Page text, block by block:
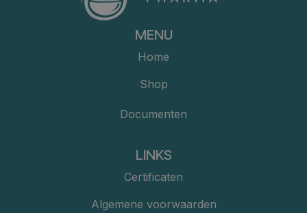
MENU
Home
Shop
Documenten
LINKS
Certificaten
Algemene voorwaarden